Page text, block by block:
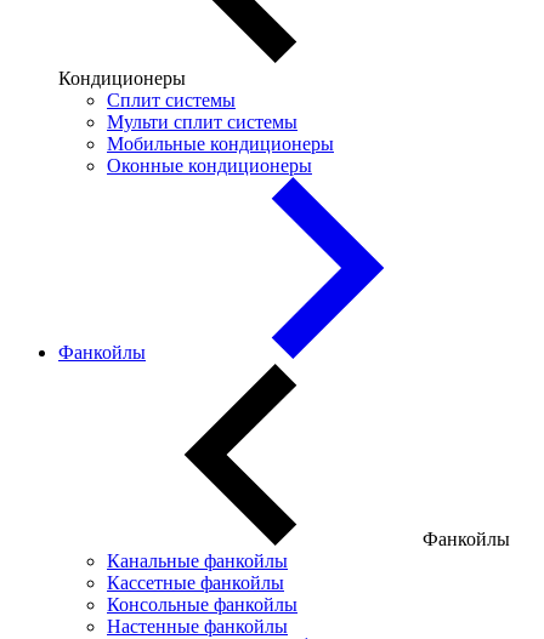
Кондиционеры
Сплит системы
Мульти сплит системы
Мобильные кондиционеры
Оконные кондиционеры
Фанкойлы
Фанкойлы
Канальные фанкойлы
Кассетные фанкойлы
Консольные фанкойлы
Настенные фанкойлы